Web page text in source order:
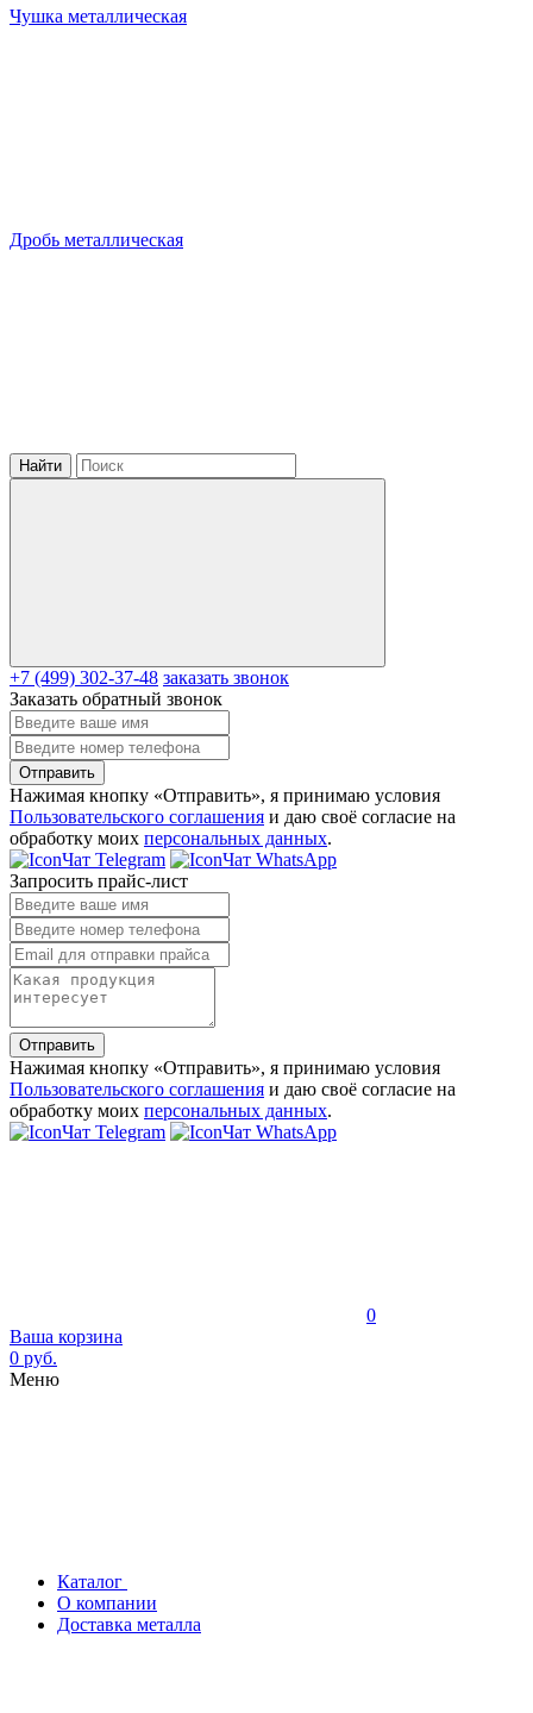
Чушка металлическая
Дробь металлическая
Найти
+7 (499) 302-37-48 заказать звонок
Заказать обратный звонок
Отправить
Нажимая кнопку «Отправить», я принимаю условия
Пользовательского соглашения и даю своё согласие на
обработку моих персональных данных.
Чат Telegram
Чат WhatsApp
Запросить прайс-лист
Отправить
Нажимая кнопку «Отправить», я принимаю условия
Пользовательского соглашения и даю своё согласие на
обработку моих персональных данных.
Чат Telegram
Чат WhatsApp
0
Ваша корзина
0 руб.
Меню
Каталог
О компании
Доставка металла